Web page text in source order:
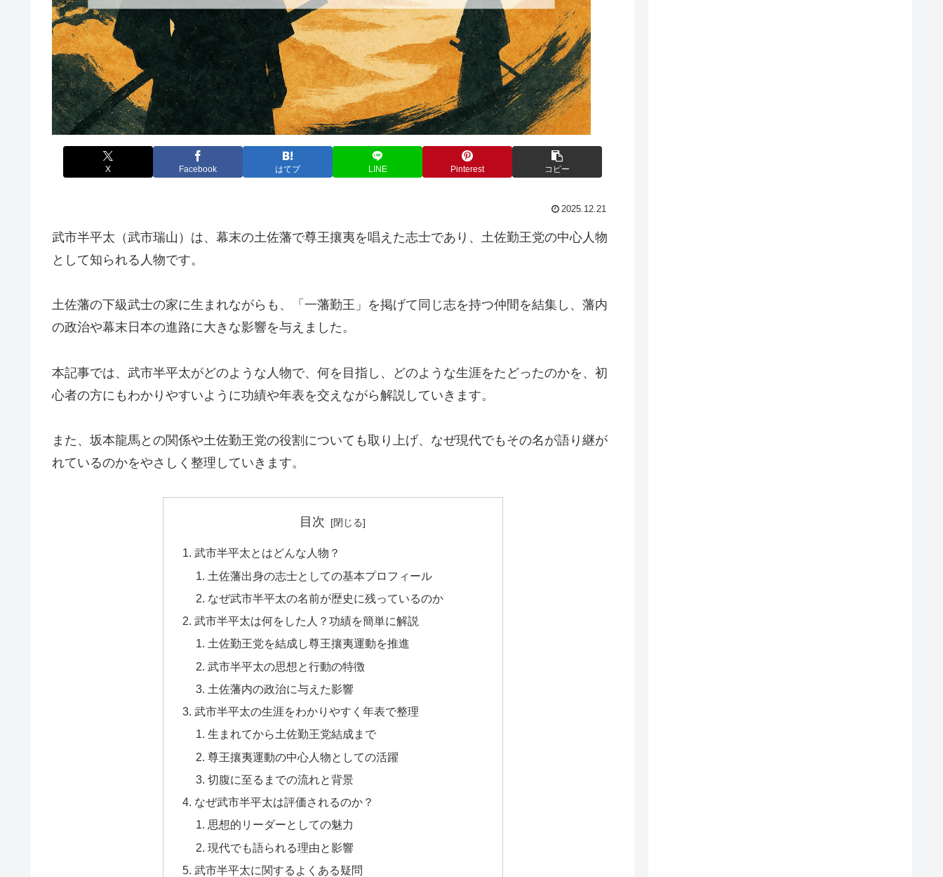
X Facebook はてブ LINE Pinterest コピー
2025.12.21
武市半平太（武市瑞山）は、幕末の土佐藩で尊王攘夷を唱えた志士であり、土佐勤王党の中心人物
として知られる人物です。
土佐藩の下級武士の家に生まれながらも、「一藩勤王」を掲げて同じ志を持つ仲間を結集し、藩内
の政治や幕末日本の進路に大きな影響を与えました。
本記事では、武市半平太がどのような人物で、何を目指し、どのような生涯をたどったのかを、初
心者の方にもわかりやすいように功績や年表を交えながら解説していきます。
また、坂本龍馬との関係や土佐勤王党の役割についても取り上げ、なぜ現代でもその名が語り継が
れているのかをやさしく整理していきます。
目次
武市半平太とはどんな人物？
土佐藩出身の志士としての基本プロフィール
なぜ武市半平太の名前が歴史に残っているのか
武市半平太は何をした人？功績を簡単に解説
土佐勤王党を結成し尊王攘夷運動を推進
武市半平太の思想と行動の特徴
土佐藩内の政治に与えた影響
武市半平太の生涯をわかりやすく年表で整理
生まれてから土佐勤王党結成まで
尊王攘夷運動の中心人物としての活躍
切腹に至るまでの流れと背景
なぜ武市半平太は評価されるのか？
思想的リーダーとしての魅力
現代でも語られる理由と影響
武市半平太に関するよくある疑問